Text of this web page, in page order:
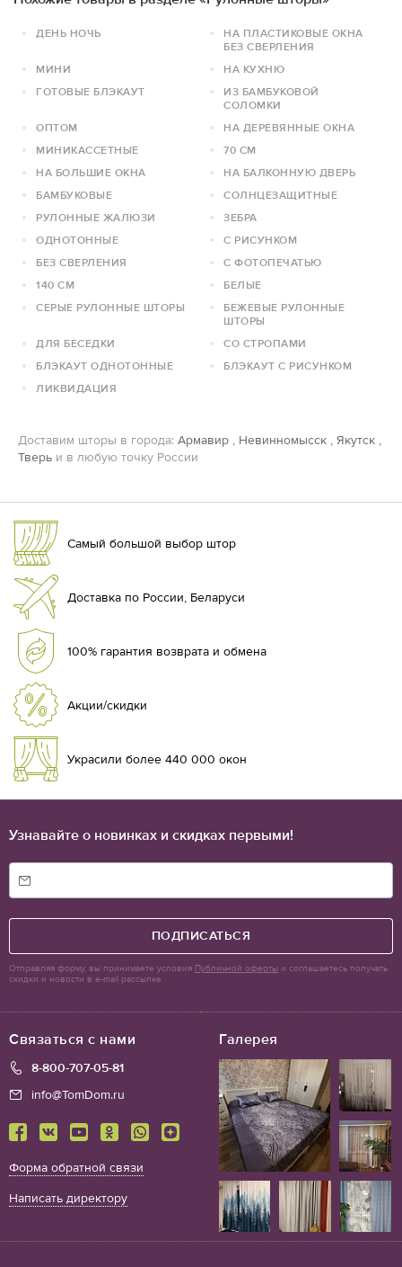
ДЕНЬ НОЧЬ
НА ПЛАСТИКОВЫЕ ОКНА
БЕЗ СВЕРЛЕНИЯ
МИНИ
НА КУХНЮ
ГОТОВЫЕ БЛЭКАУТ
ИЗ БАМБУКОВОЙ
СОЛОМКИ
ОПТОМ
НА ДЕРЕВЯННЫЕ ОКНА
МИНИКАССЕТНЫЕ
70 СМ
НА БОЛЬШИЕ ОКНА
НА БАЛКОННУЮ ДВЕРЬ
БАМБУКОВЫЕ
СОЛНЦЕЗАЩИТНЫЕ
РУЛОННЫЕ ЖАЛЮЗИ
ЗЕБРА
ОДНОТОННЫЕ
С РИСУНКОМ
БЕЗ СВЕРЛЕНИЯ
С ФОТОПЕЧАТЬЮ
140 СМ
БЕЛЫЕ
СЕРЫЕ РУЛОННЫЕ ШТОРЫ
БЕЖЕВЫЕ РУЛОННЫЕ
ШТОРЫ
ДЛЯ БЕСЕДКИ
СО СТРОПАМИ
БЛЭКАУТ ОДНОТОННЫЕ
БЛЭКАУТ С РИСУНКОМ
ЛИКВИДАЦИЯ
Доставим шторы в города: Армавир , Невинномысск , Якутск ,
Тверь и в любую точку России
Самый большой выбор штор
Доставка по России, Беларуси
100% гарантия возврата и обмена
Акции/скидки
Украсили более 440 000 окон
Галерея
Связаться с нами
8-800-707-05-81
info@TomDom.ru
Форма обратной связи
Написать директору
Узнавайте о новинках и скидках первыми!
ПОДПИСАТЬСЯ
Отправляя форму, вы принимаете условия Публичной оферты и соглашаетесь получать
скидки и новости в e-mail рассылке